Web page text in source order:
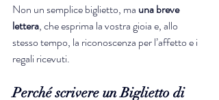
Non un semplice biglietto, ma una breve
lettera, che esprima la vostra gioia e, allo
stesso tempo, la riconoscenza per l’affetto e i
regali ricevuti.
Perché scrivere un Biglietto di